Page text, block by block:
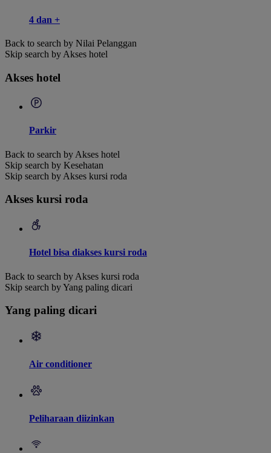
4 dan +
Back to search by Nilai Pelanggan
Skip search by Akses hotel
Akses hotel
Parkir
Back to search by Akses hotel
Skip search by Kesehatan
Skip search by Akses kursi roda
Akses kursi roda
Hotel bisa diakses kursi roda
Back to search by Akses kursi roda
Skip search by Yang paling dicari
Yang paling dicari
Air conditioner
Peliharaan diizinkan